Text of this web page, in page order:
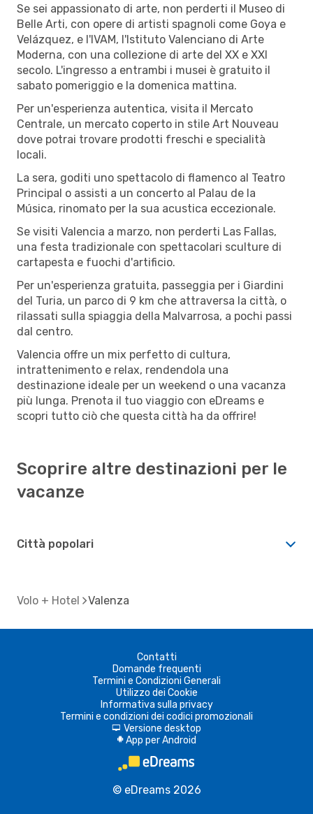
Se sei appassionato di arte, non perderti il Museo di
Belle Arti, con opere di artisti spagnoli come Goya e
Velázquez, e l'IVAM, l'Istituto Valenciano di Arte
Moderna, con una collezione di arte del XX e XXI
secolo. L'ingresso a entrambi i musei è gratuito il
sabato pomeriggio e la domenica mattina.
Per un'esperienza autentica, visita il Mercato
Centrale, un mercato coperto in stile Art Nouveau
dove potrai trovare prodotti freschi e specialità
locali.
La sera, goditi uno spettacolo di flamenco al Teatro
Principal o assisti a un concerto al Palau de la
Música, rinomato per la sua acustica eccezionale.
Se visiti Valencia a marzo, non perderti Las Fallas,
una festa tradizionale con spettacolari sculture di
cartapesta e fuochi d'artificio.
Per un'esperienza gratuita, passeggia per i Giardini
del Turia, un parco di 9 km che attraversa la città, o
rilassati sulla spiaggia della Malvarrosa, a pochi passi
dal centro.
Valencia offre un mix perfetto di cultura,
intrattenimento e relax, rendendola una
destinazione ideale per un weekend o una vacanza
più lunga. Prenota il tuo viaggio con eDreams e
scopri tutto ciò che questa città ha da offrire!
Scoprire altre destinazioni per le
vacanze
Città popolari
Volo + Hotel Valenza
Contatti
Domande frequenti
Termini e Condizioni Generali
Utilizzo dei Cookie
Informativa sulla privacy
Termini e condizioni dei codici promozionali
d Versione desktop
A App per Android
© eDreams 2026